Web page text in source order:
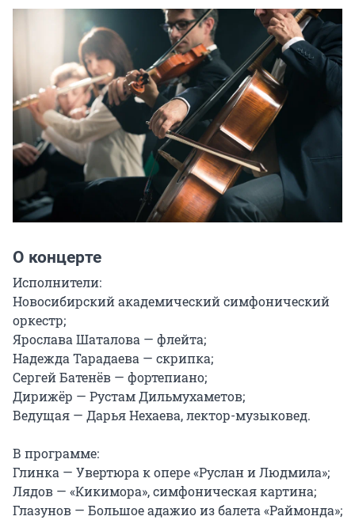
О концерте
Исполнители:
Новосибирский академический симфонический
оркестр;
Ярослава Шаталова — флейта;
Надежда Тарадаева — скрипка;
Сергей Батенёв — фортепиано;
Дирижёр — Рустам Дильмухаметов;
Ведущая — Дарья Нехаева, лектор-музыковед.
В программе:
Глинка — Увертюра к опере «Руслан и Людмила»;
Лядов — «Кикимора», симфоническая картина;
Глазунов — Большое адажио из балета «Раймонда»;